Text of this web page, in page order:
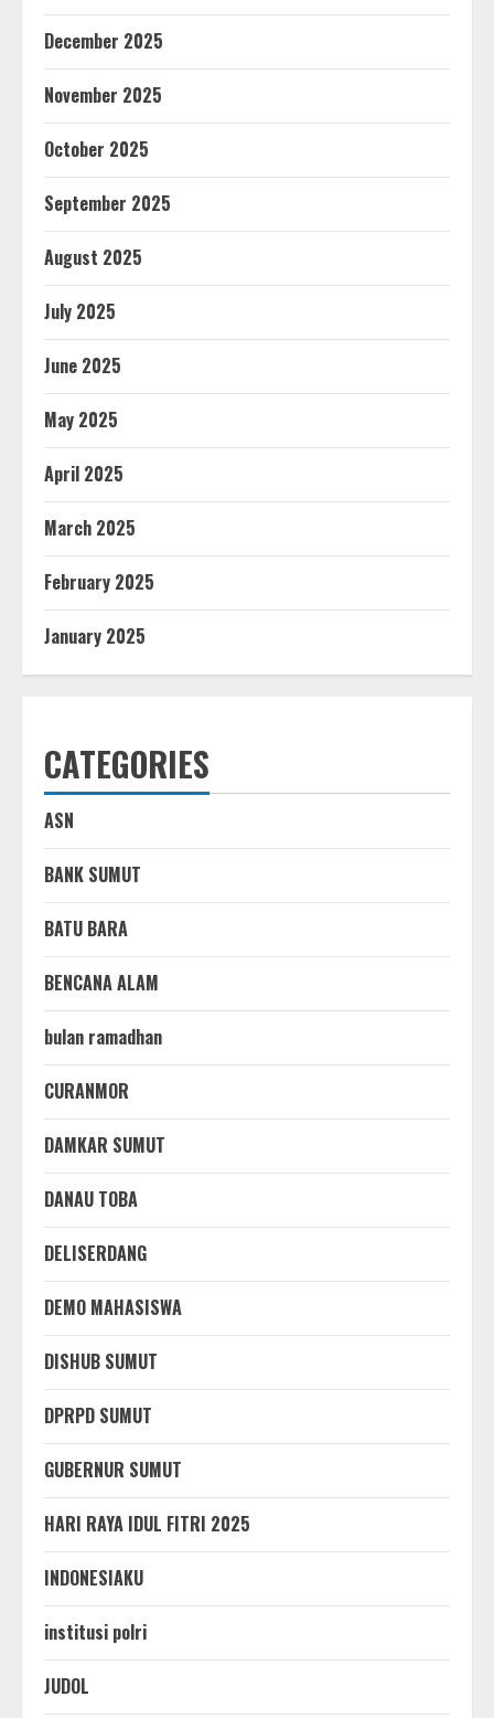
December 2025
November 2025
October 2025
September 2025
August 2025
July 2025
June 2025
May 2025
April 2025
March 2025
February 2025
January 2025
CATEGORIES
ASN
BANK SUMUT
BATU BARA
BENCANA ALAM
bulan ramadhan
CURANMOR
DAMKAR SUMUT
DANAU TOBA
DELISERDANG
DEMO MAHASISWA
DISHUB SUMUT
DPRPD SUMUT
GUBERNUR SUMUT
HARI RAYA IDUL FITRI 2025
INDONESIAKU
institusi polri
JUDOL